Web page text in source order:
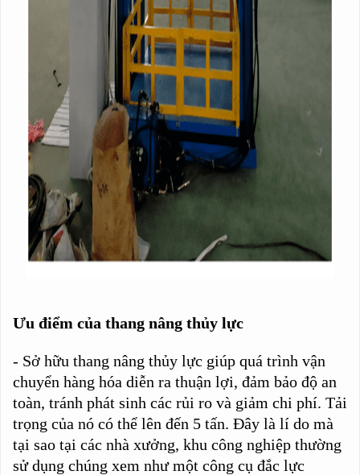
Ưu điểm của thang nâng thủy lực
- Sở hữu thang nâng thủy lực giúp quá trình vận
chuyển hàng hóa diễn ra thuận lợi, đảm bảo độ an
toàn, tránh phát sinh các rủi ro và giảm chi phí. Tải
trọng của nó có thể lên đến 5 tấn. Đây là lí do mà
tại sao tại các nhà xưởng, khu công nghiệp thường
sử dụng chúng xem như một công cụ đắc lực